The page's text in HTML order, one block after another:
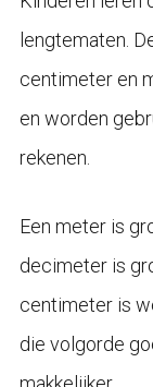
lengtematen.
centimeter en
en worden
rekenen.
Een meter is
decimeter is
centimeter is
die volgorde